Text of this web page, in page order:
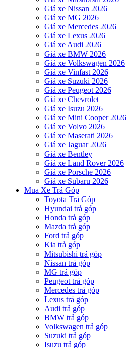
Giá xe Nissan 2026
Giá xe MG 2026
Giá xe Mercedes 2026
Giá xe Lexus 2026
Giá xe Audi 2026
Giá xe BMW 2026
Giá xe Volkswagen 2026
Giá xe Vinfast 2026
Giá xe Suzuki 2026
Giá xe Peugeot 2026
Giá xe Chevrolet
Giá xe Isuzu 2026
Giá xe Mini Cooper 2026
Giá xe Volvo 2026
Giá xe Maserati 2026
Giá xe Jaguar 2026
Giá xe Bentley
Giá xe Land Rover 2026
Giá xe Porsche 2026
Giá xe Subaru 2026
Mua Xe Trả Góp
Toyota Trả Góp
Hyundai trả góp
Honda trả góp
Mazda trả góp
Ford trả góp
Kia trả góp
Mitsubishi trả góp
Nissan trả góp
MG trả góp
Peugeot trả góp
Mercedes trả góp
Lexus trả góp
Audi trả góp
BMW trả góp
Volkswagen trả góp
Suzuki trả góp
Isuzu trả góp